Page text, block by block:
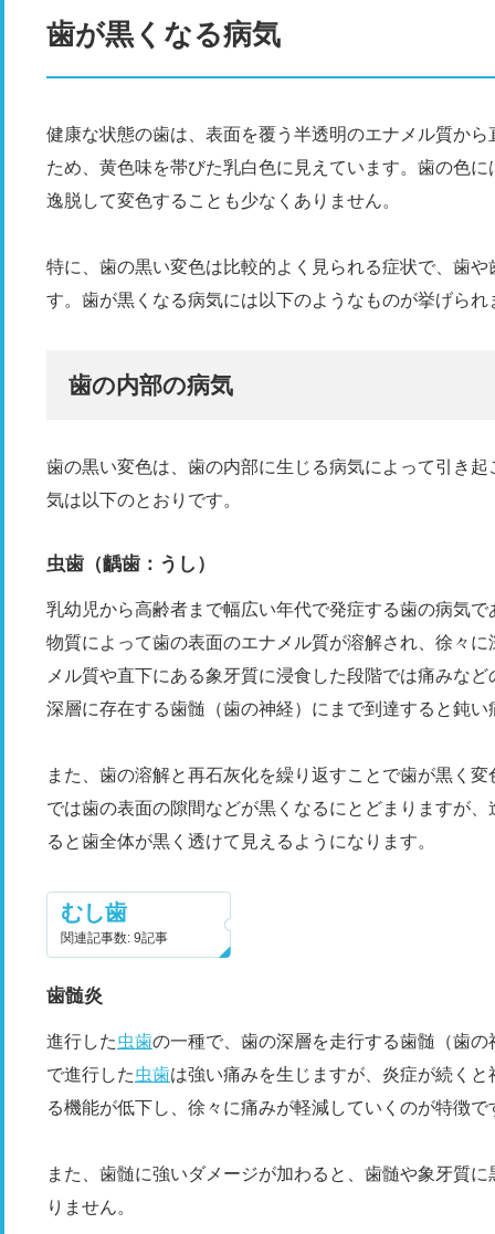
歯が黒くなる病気
健康な状態の歯は、表面を覆う半透明のエナメル質か
ため、黄色味を帯びた乳白色に見えています。歯の色
逸脱して変色することも少なくありません。
特に、歯の黒い変色は比較的よく見られる症状で、歯
す。歯が黒くなる病気には以下のようなものが挙げられ
歯の内部の病気
歯の黒い変色は、歯の内部に生じる病気によって引き
気は以下のとおりです。
虫歯（齲歯：うし）
乳幼児から高齢者まで幅広い年代で発症する歯の病気
物質によって歯の表面のエナメル質が溶解され、徐々
メル質や直下にある象牙質に浸食した段階では痛みな
深層に存在する歯髄（歯の神経）にまで到達すると鈍
また、歯の溶解と再石灰化を繰り返すことで歯が黒く
では歯の表面の隙間などが黒くなるにとどまりますが
ると歯全体が黒く透けて見えるようになります。
むし歯
関連記事数: 9記事
歯髄炎
進行した虫歯の一種で、歯の深層を走行する歯髄（歯
で進行した虫歯は強い痛みを生じますが、炎症が続く
る機能が低下し、徐々に痛みが軽減していくのが特徴で
また、歯髄に強いダメージが加わると、歯髄や象牙質
りません。